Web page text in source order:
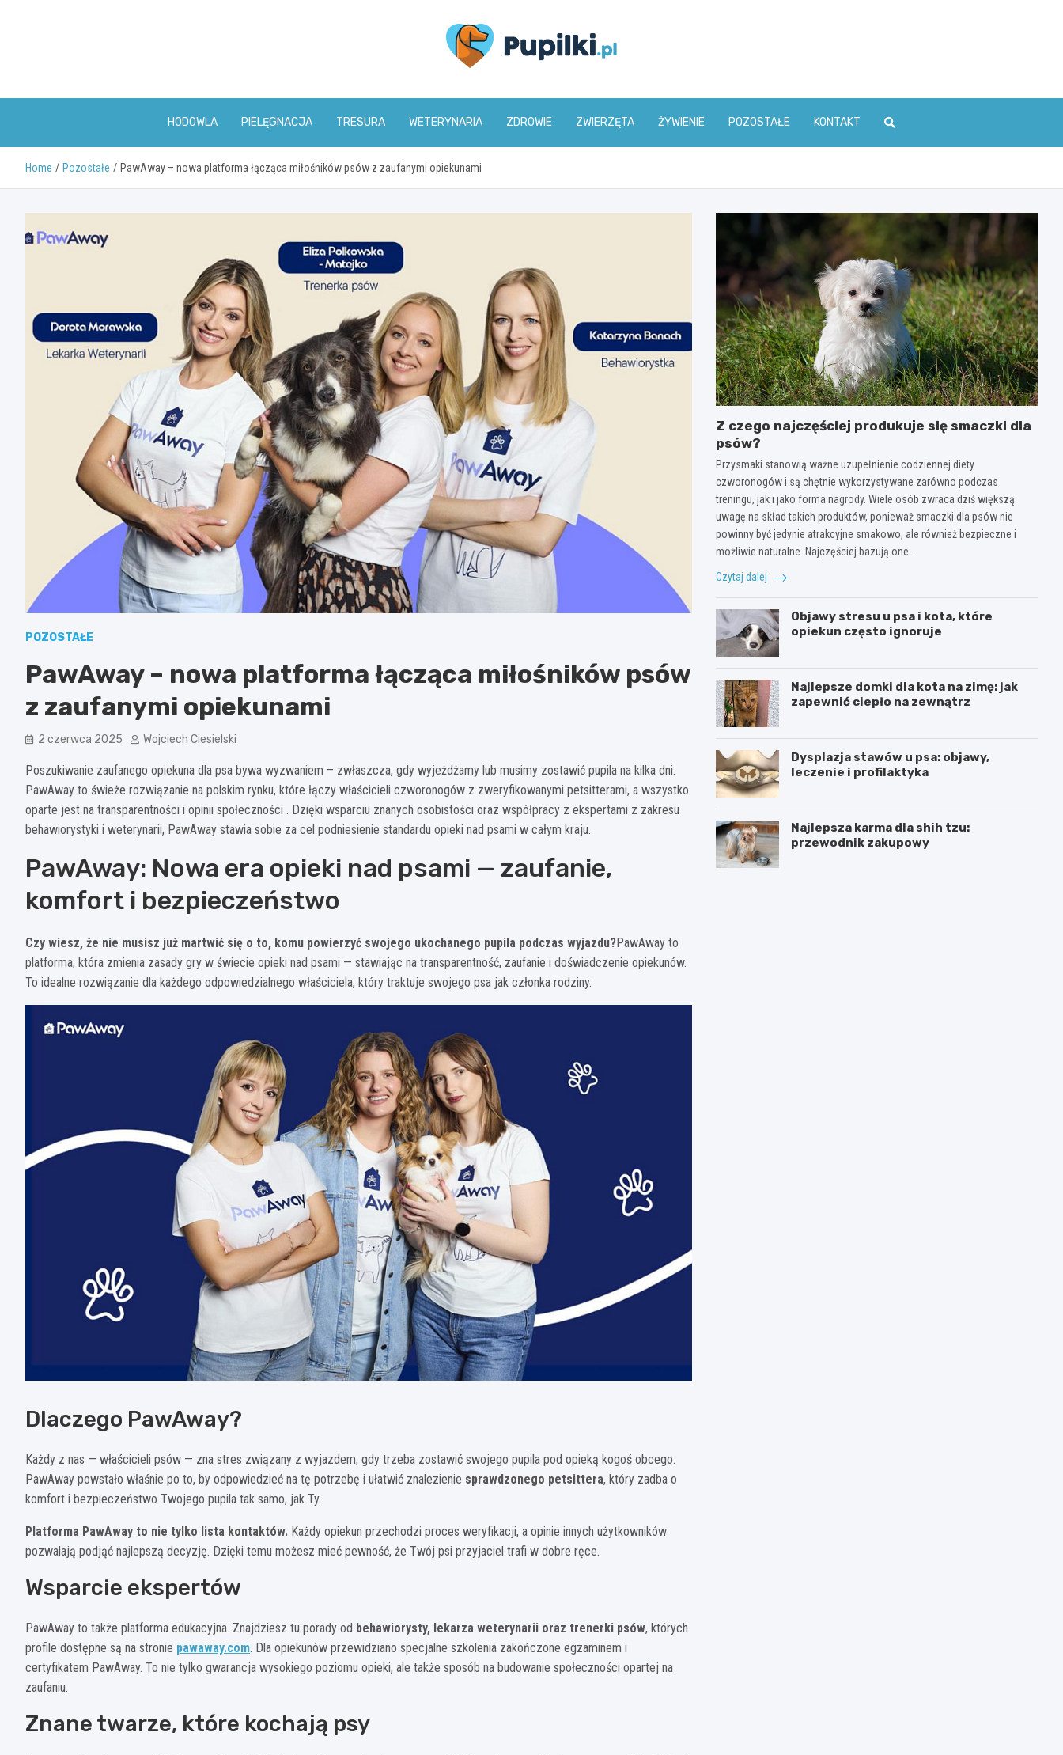
www.pupilki.pl
HODOWLA PIELĘGNACJA TRESURA WETERYNARIA ZDROWIE ZWIERZĘTA ŻYWIENIE POZOSTAŁE KONTAKT
Home Pozostałe PawAway – nowa platforma łącząca miłośników psów z zaufanymi opiekunami
POZOSTAŁE
PawAway – nowa platforma łącząca miłośników psów
z zaufanymi opiekunami
2 czerwca 2025 Wojciech Ciesielski
Poszukiwanie zaufanego opiekuna dla psa bywa wyzwaniem – zwłaszcza, gdy wyjeżdżamy lub musimy zostawić pupila na kilka dni.
PawAway to świeże rozwiązanie na polskim rynku, które łączy właścicieli czworonogów z zweryfikowanymi petsitterami, a wszystko
oparte jest na transparentności i opinii społeczności . Dzięki wsparciu znanych osobistości oraz współpracy z ekspertami z zakresu
behawiorystyki i weterynarii, PawAway stawia sobie za cel podniesienie standardu opieki nad psami w całym kraju.
PawAway: Nowa era opieki nad psami — zaufanie,
komfort i bezpieczeństwo
Czy wiesz, że nie musisz już martwić się o to, komu powierzyć swojego ukochanego pupila podczas wyjazdu?PawAway to
platforma, która zmienia zasady gry w świecie opieki nad psami — stawiając na transparentność, zaufanie i doświadczenie opiekunów.
To idealne rozwiązanie dla każdego odpowiedzialnego właściciela, który traktuje swojego psa jak członka rodziny.
Dlaczego PawAway?
Każdy z nas — właścicieli psów — zna stres związany z wyjazdem, gdy trzeba zostawić swojego pupila pod opieką kogoś obcego.
PawAway powstało właśnie po to, by odpowiedzieć na tę potrzebę i ułatwić znalezienie sprawdzonego petsittera, który zadba o
komfort i bezpieczeństwo Twojego pupila tak samo, jak Ty.
Platforma PawAway to nie tylko lista kontaktów. Każdy opiekun przechodzi proces weryfikacji, a opinie innych użytkowników
pozwalają podjąć najlepszą decyzję. Dzięki temu możesz mieć pewność, że Twój psi przyjaciel trafi w dobre ręce.
Wsparcie ekspertów
PawAway to także platforma edukacyjna. Znajdziesz tu porady od behawiorysty, lekarza weterynarii oraz trenerki psów, których
profile dostępne są na stronie pawaway.com. Dla opiekunów przewidziano specjalne szkolenia zakończone egzaminem i
certyfikatem PawAway. To nie tylko gwarancja wysokiego poziomu opieki, ale także sposób na budowanie społeczności opartej na
zaufaniu.
Znane twarze, które kochają psy
Z czego najczęściej produkuje się smaczki dla
psów?
Przysmaki stanowią ważne uzupełnienie codziennej diety
czworonogów i są chętnie wykorzystywane zarówno podczas
treningu, jak i jako forma nagrody. Wiele osób zwraca dziś większą
uwagę na skład takich produktów, ponieważ smaczki dla psów nie
powinny być jedynie atrakcyjne smakowo, ale również bezpieczne i
możliwie naturalne. Najczęściej bazują one…
Czytaj dalej
Objawy stresu u psa i kota, które
opiekun często ignoruje
Najlepsze domki dla kota na zimę: jak
zapewnić ciepło na zewnątrz
Dysplazja stawów u psa: objawy,
leczenie i profilaktyka
Najlepsza karma dla shih tzu:
przewodnik zakupowy